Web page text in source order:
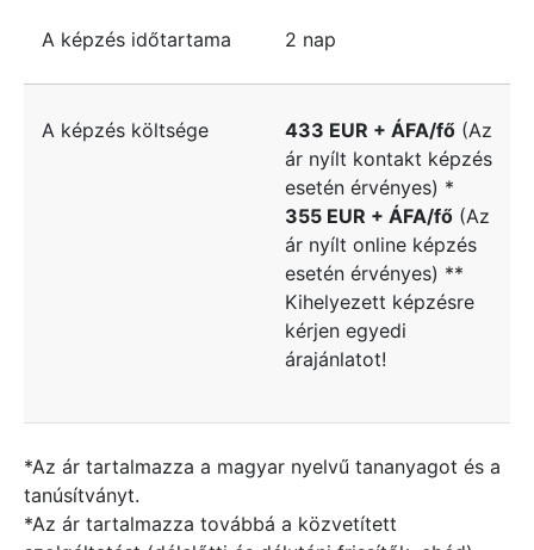
A képzés időtartama 2 nap
A képzés költsége 433 EUR + ÁFA/fő (Az
ár nyílt kontakt képzés
esetén érvényes) *
355 EUR + ÁFA/fő (Az
ár nyílt online képzés
esetén érvényes) **
Kihelyezett képzésre
kérjen egyedi
árajánlatot!
*Az ár tartalmazza a magyar nyelvű tananyagot és a
tanúsítványt.
*Az ár tartalmazza továbbá a közvetített